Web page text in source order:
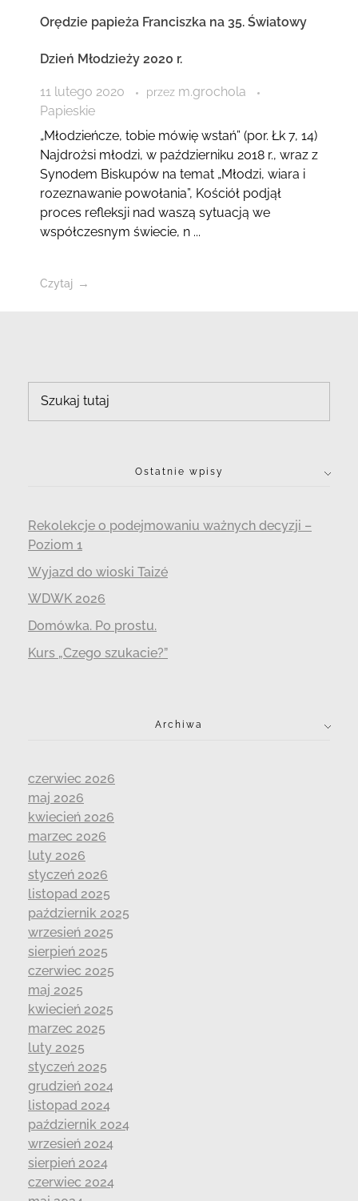
Orędzie papieża Franciszka na 35. Światowy
Dzień Młodzieży 2020 r.
11 lutego 2020 przez m.grochola
Papieskie
„Młodzieńcze, tobie mówię wstań” (por. Łk 7, 14)
Najdrożsi młodzi, w październiku 2018 r., wraz z
Synodem Biskupów na temat „Młodzi, wiara i
rozeznawanie powołania”, Kościół podjął
proces refleksji nad waszą sytuacją we
współczesnym świecie, n ...
Czytaj
Ostatnie wpisy
Rekolekcje o podejmowaniu ważnych decyzji –
Poziom 1
Wyjazd do wioski Taizé
WDWK 2026
Domówka. Po prostu.
Kurs „Czego szukacie?”
Archiwa
czerwiec 2026
maj 2026
kwiecień 2026
marzec 2026
luty 2026
styczeń 2026
listopad 2025
październik 2025
wrzesień 2025
sierpień 2025
czerwiec 2025
maj 2025
kwiecień 2025
marzec 2025
luty 2025
styczeń 2025
grudzień 2024
listopad 2024
październik 2024
wrzesień 2024
sierpień 2024
czerwiec 2024